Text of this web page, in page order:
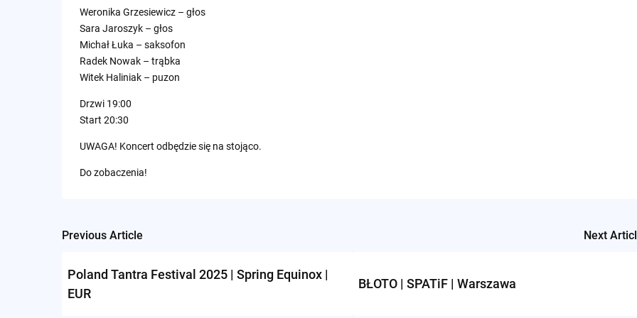
Weronika Grzesiewicz – głos
Sara Jaroszyk – głos
Michał Łuka – saksofon
Radek Nowak – trąbka
Witek Haliniak – puzon
Drzwi 19:00
Start 20:30
UWAGA! Koncert odbędzie się na stojąco.
Do zobaczenia!
Post
navigation
Previous Article
Poland Tantra Festival 2025 | Spring Equinox |
EUR
Next
BŁOTO | SPATiF | Warszawa